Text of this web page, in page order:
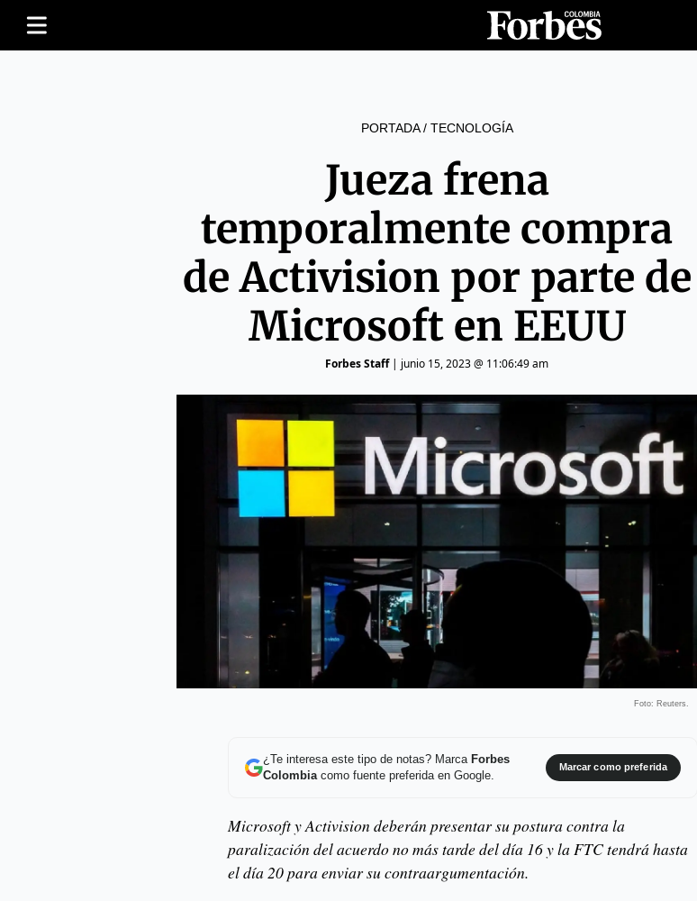
PORTADA/ TECNOLOGÍA
Jueza frena
temporalmente compra
de Activision por parte de
Microsoft en EEUU
Forbes Staff| junio 15, 2023 @ 11:06:49 am
Foto: Reuters.
¿Te interesa este tipo de notas? Marca Forbes
Colombiacomo fuente preferida en Google.
Marcar como preferida
Microsoft y Activision deberán presentar su postura contra la
paralización del acuerdo no más tarde del día 16 y la FTC tendrá hasta
el día 20 para enviar su contraargumentación.